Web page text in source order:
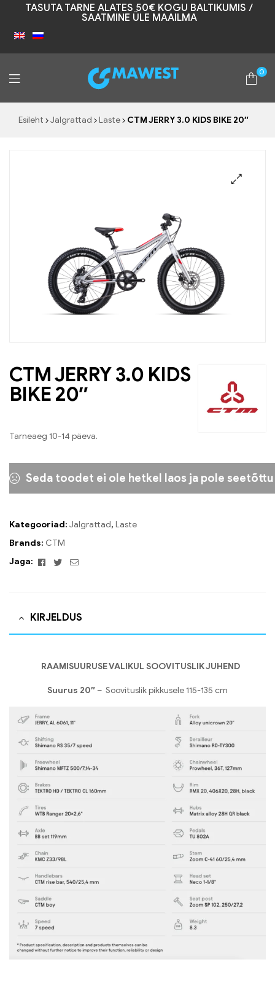
TASUTA TARNE ALATES 50€ KOGU BALTIKUMIS /
SAATMINE ÜLE MAAILMA
Mawest
0
Esileht Jalgrattad Laste CTM JERRY 3.0 KIDS BIKE 20″
CTM JERRY 3.0 KIDS
BIKE 20″
Tarneaeg 10-14 päeva.
Seda toodet ei ole hetkel laos ja pole seetõttu
Kategooriad: Jalgrattad, Laste
Brands: CTM
Jaga:
Facebook
TwitterEmail
KIRJELDUS
RAAMISUURUSE VALIKUL SOOVITUSLIK JUHEND
Suurus 20″ – Soovituslik pikkusele 115-135 cm